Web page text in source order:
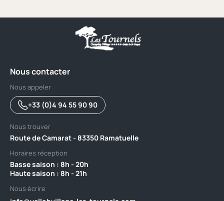
Nous contacter
Nous appeler
+33 (0)4 94 55 90 90
Nous trouver
Route de Camarat - 83350 Ramatuelle
Horaires réception
Basse saison : 8h - 20h ‎ ‎ ‎ ‎ ‎ ‎ ‎ ‎ ‎ ‎ ‎ ‎ ‎ ‎ ‎ ‎ ‎ ‎ ‎ ‎ ‎ ‎ ‎ ‎ ‎ ‎ ‎ ‎ ‎ ‎ ‎ ‎ ‎ ‎ ‎ ‎ ‎ ‎ ‎ ‎ ‎ ‎ ‎ ‎ ‎ ‎ ‎ ‎ ‎ ‎ ‎ ‎ ‎ ‎ ‎ ‎ ‎ ‎ ‎ ‎ ‎ ‎ ‎ ‎ ‎ ‎ ‎‎ ‎ ‎ ‎ ‎ ‎ ‎ ‎ ‎ ‎ ‎ ‎
‎Haute saison : 8h - 21h
Nous écrire